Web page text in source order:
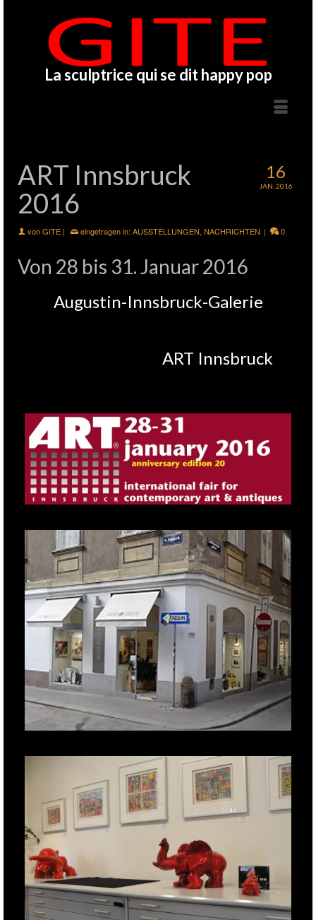
La sculptrice qui se dit happy pop
16
JAN. 2016
ART Innsbruck
2016
vonGITE | eingetragen in: AUSSTELLUNGEN, NACHRICHTEN | 0
Von 28 bis 31. Januar 2016
Augustin-Innsbruck-Galerie
ART Innsbruck